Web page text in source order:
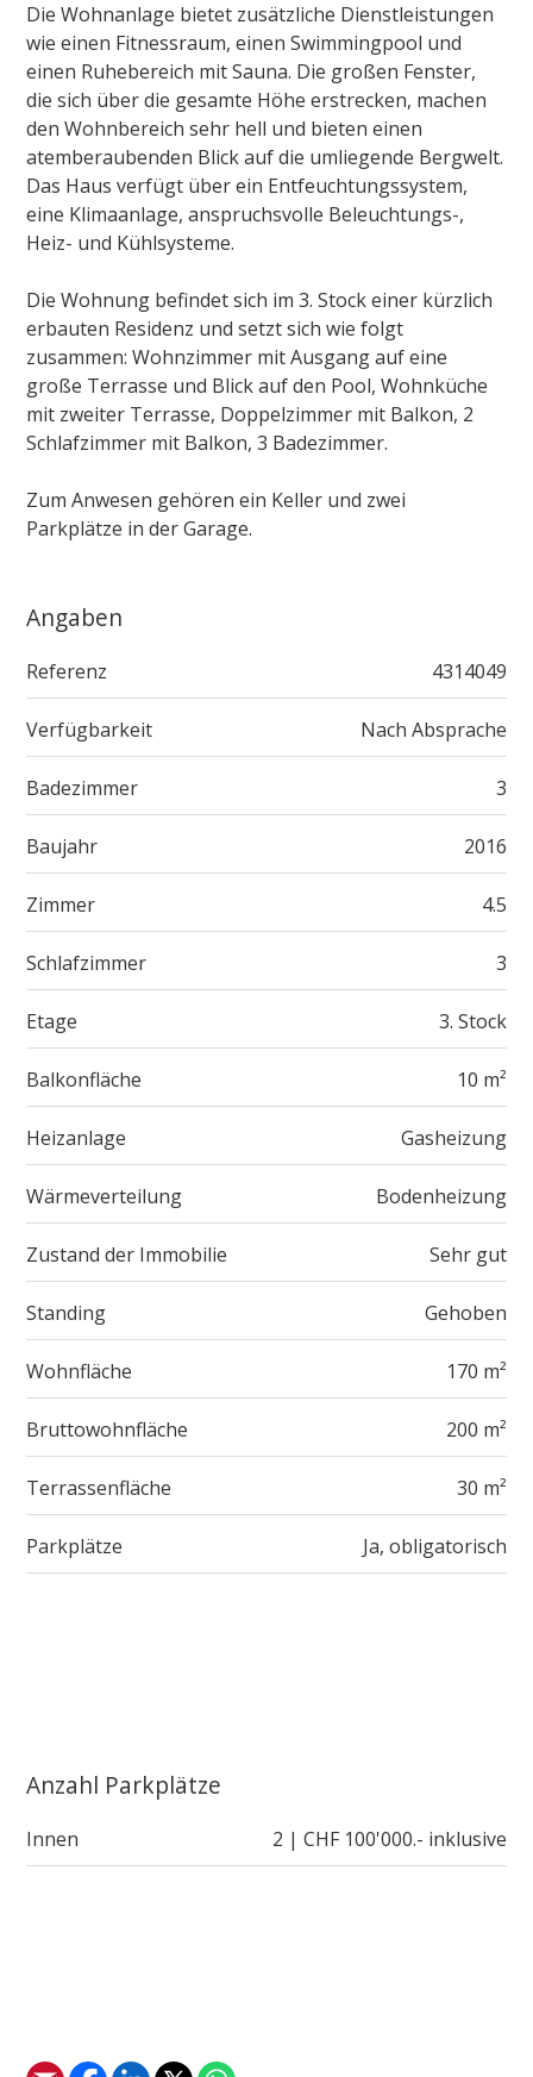
Die Wohnanlage bietet zusätzliche Dienstleistungen
wie einen Fitnessraum, einen Swimmingpool und
einen Ruhebereich mit Sauna. Die großen Fenster,
die sich über die gesamte Höhe erstrecken, machen
den Wohnbereich sehr hell und bieten einen
atemberaubenden Blick auf die umliegende Bergwelt.
Das Haus verfügt über ein Entfeuchtungssystem,
eine Klimaanlage, anspruchsvolle Beleuchtungs-,
Heiz- und Kühlsysteme.
Die Wohnung befindet sich im 3. Stock einer kürzlich
erbauten Residenz und setzt sich wie folgt
zusammen: Wohnzimmer mit Ausgang auf eine
große Terrasse und Blick auf den Pool, Wohnküche
mit zweiter Terrasse, Doppelzimmer mit Balkon, 2
Schlafzimmer mit Balkon, 3 Badezimmer.
Zum Anwesen gehören ein Keller und zwei
Parkplätze in der Garage.
Angaben
Referenz 4314049
Verfügbarkeit Nach Absprache
Badezimmer 3
Baujahr 2016
Zimmer 4.5
Schlafzimmer 3
Etage 3. Stock
Balkonfläche 10 m²
Heizanlage Gasheizung
Wärmeverteilung Bodenheizung
Zustand der Immobilie Sehr gut
Standing Gehoben
Wohnfläche 170 m²
Bruttowohnfläche 200 m²
Terrassenfläche 30 m²
Parkplätze Ja, obligatorisch
Anzahl Parkplätze
Innen 2 | CHF 100'000.- inklusive